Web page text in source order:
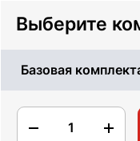
Выберите
Базовая
1